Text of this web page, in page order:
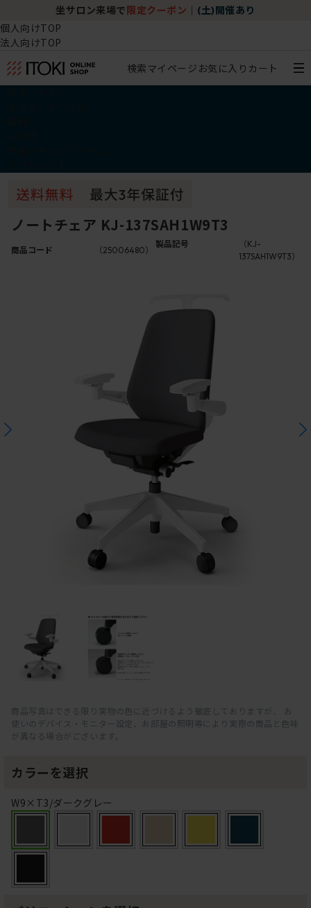
坐サロン来場で 限定クーポン (土)開催あり
個人向けTOP
法人向けTOP
検索マイページ お気に入り カート
ノートチェア KJ-137SAH1W9T3
商品コード （25006480）
製品記号
（KJ-
137SAH1W9T3）
商品写真はできる限り実物の色に近づけるよう徹底しておりますが、 お
使いのデバイス・モニター設定、お部屋の照明等により実際の商品と色味
が異なる場合がございます。
カラーを選択
W9×T3/ダークグレー